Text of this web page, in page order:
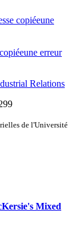
copiéeune
une erreur
Relations
de l'Université
Mixed